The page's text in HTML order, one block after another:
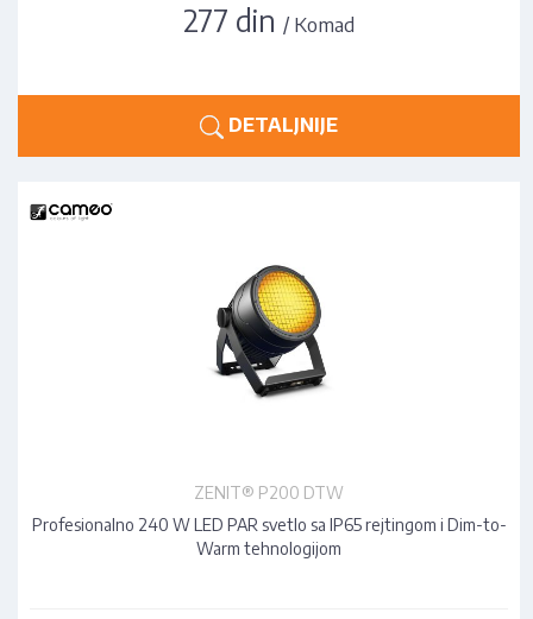
277 din / Komad
DETALJNIJE
ZENIT® P200 DTW
Profesionalno 240 W LED PAR svetlo sa IP65 rejtingom i Dim-to-
Warm tehnologijom